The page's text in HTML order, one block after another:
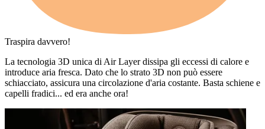
Traspira davvero!
La tecnologia 3D unica di Air Layer dissipa gli eccessi di calore e
introduce aria fresca. Dato che lo strato 3D non può essere
schiacciato, assicura una circolazione d'aria costante. Basta schiene e
capelli fradici... ed era anche ora!